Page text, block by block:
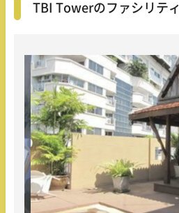
TBI Towerのファシリティ